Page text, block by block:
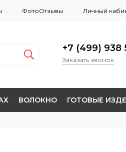
ФотоОтзывы Личный
+7 (499) 938
Заказать звонок
ВОЛОКНО ГОТОВЫЕ